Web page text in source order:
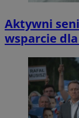
Aktywni
wsparcie dla